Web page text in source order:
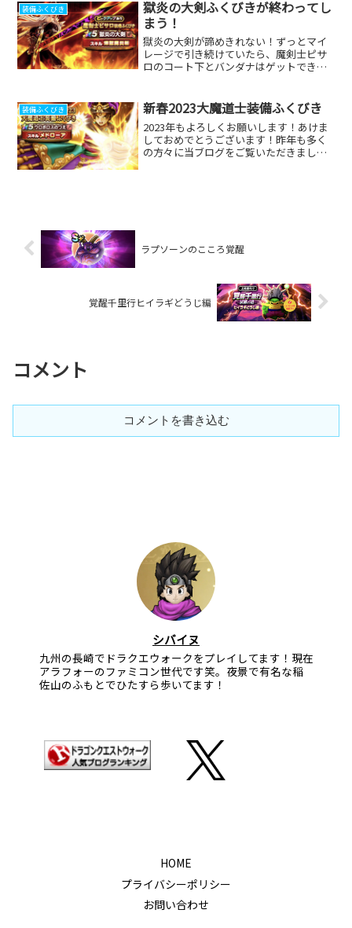
天魔王のつえが欲しいです！ドルマ属性
の敵全体呪文は貴重で...
装備ふくびき
獄炎の大剣ふくびきが終わってし
まう！
獄炎の大剣が諦めきれない！ずっとマイ
レージで引き続けていたら、魔剣士ピサ
ロのコート下とバンダナはゲットできま
投入するしかない！正直ドラクエの日ま
で貯めておきたかったけど...
装備ふくびき 新春2023大魔道士装備ふくびき
2023年もよろしくお願いします！あけま
しておめでとうございます！昨年も多く
の方々に当ブログをご覧いただきまし
ラプソーンのこころ覚醒
覚醒千里行ヒイラギどうじ編
コメント
コメントを書き込む
シバイヌ
九州の長崎でドラクエウォークをプレイしてます！現在
アラフォーのファミコン世代です笑。夜景で有名な稲
佐山のふもとでひたすら歩いてます！
HOME
プライバシーポリシー
お問い合わせ